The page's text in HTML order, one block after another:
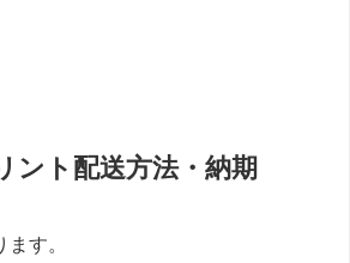
ント配送方法・納期
す。